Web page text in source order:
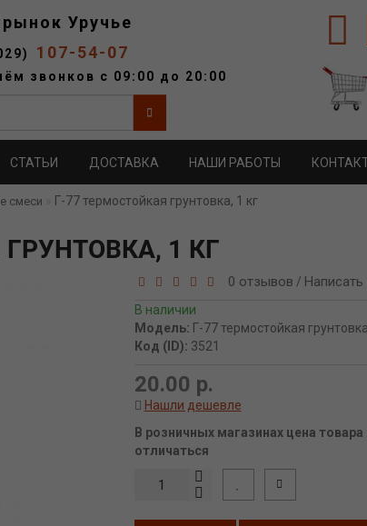
Уручье
107-54-07
звонков с 09:00 до 20:00
СТАТЬИ ДОСТАВКА НАШИ РАБОТЫ
смеси Г-77 термостойкая грунтовка, 1 кг
1 КГ
0 отзывов /
В наличии
Модель: Г-77 термостойкая
Код (ID): 3521
20.00 р.
Нашли дешевле
В розничных магазинах цена
отличаться